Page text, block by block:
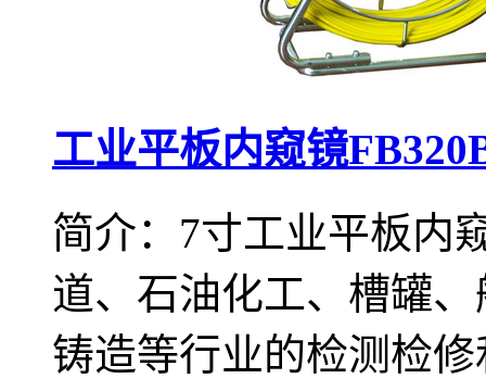
工业平板内窥镜
简介：7寸工业平板内
道、石油化工、槽罐
铸造等行业的检测检